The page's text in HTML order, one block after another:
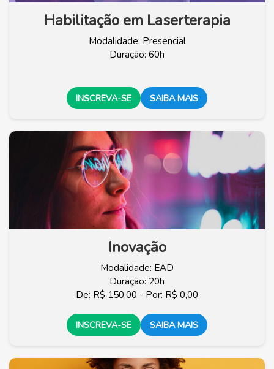
Habilitação em Laserterapia
Modalidade: Presencial
Duração: 60h
INSCREVA-SE SAIBA MAIS
Inovação
Modalidade: EAD
Duração: 20h
De: R$ 150,00 - Por: R$ 0,00
INSCREVA-SE SAIBA MAIS